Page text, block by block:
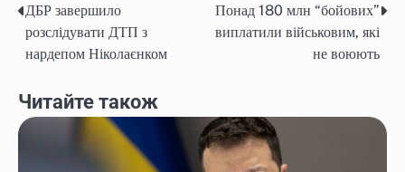
Навігація
записів
ДБР завершило
розслідувати ДТП з
нардепом Ніколаєнком
Понад 180 млн “бойових”
виплатили військовим, які
не воюють
Читайте також